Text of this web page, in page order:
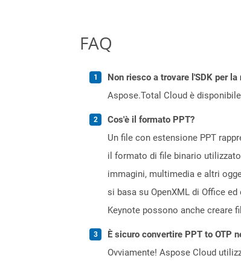
FAQ
Non riesco a trovare l'SDK per
Aspose.Total Cloud è
Cos'è il formato PPT?
Un file con estensione PPT
il formato di file binario
immagini, multimedia e altri
si basa su OpenXML di Office
Keynote possono anche creare
È sicuro convertire PPT to OTP
Ovviamente! Aspose Cloud